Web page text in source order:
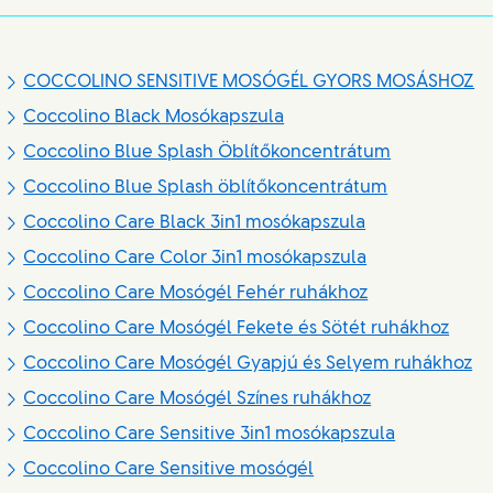
COCCOLINO SENSITIVE MOSÓGÉL GYORS MOSÁSHOZ
Coccolino Black Mosókapszula
Coccolino Blue Splash Öblítőkoncentrátum
Coccolino Blue Splash öblítőkoncentrátum
Coccolino Care Black 3in1 mosókapszula
Coccolino Care Color 3in1 mosókapszula
Coccolino Care Mosógél Fehér ruhákhoz
Coccolino Care Mosógél Fekete és Sötét ruhákhoz
Coccolino Care Mosógél Gyapjú és Selyem ruhákhoz
Coccolino Care Mosógél Színes ruhákhoz
Coccolino Care Sensitive 3in1 mosókapszula
Coccolino Care Sensitive mosógél